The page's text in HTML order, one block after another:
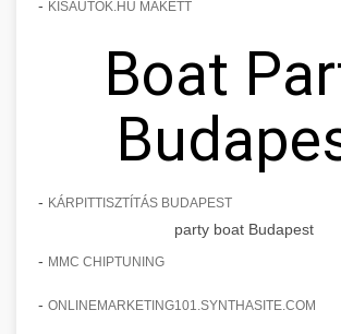
- KISAUTOK.HU MAKETT
Boat
- KÁRPITTISZTÍTÁS BUDAPEST
party boat Budapest
- MMC CHIPTUNING
- ONLINEMARKETING101.SYNTHASITE.COM